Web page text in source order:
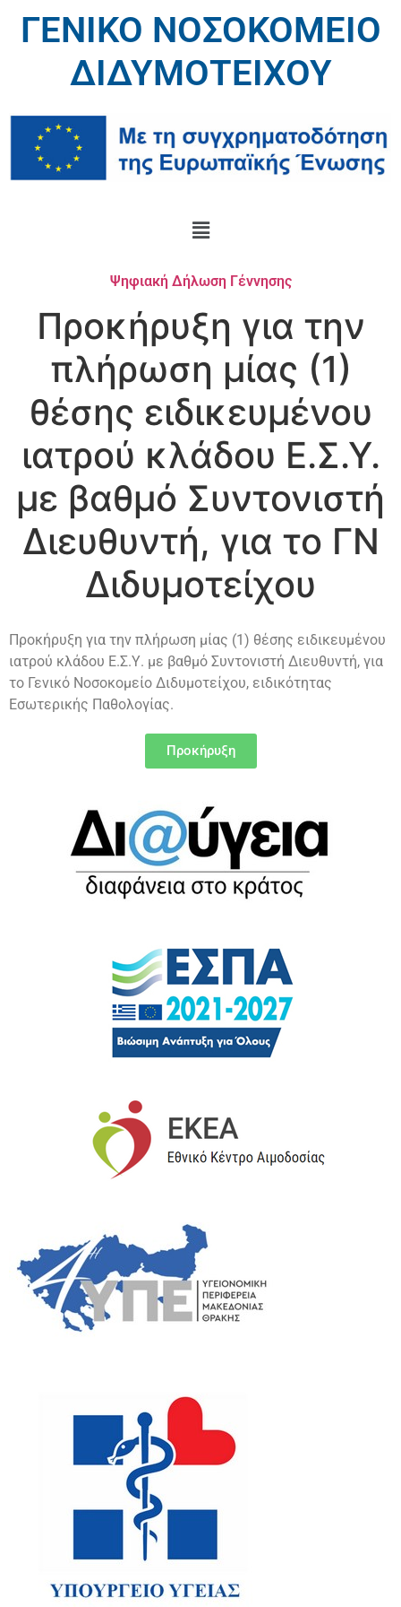
ΓΕΝΙΚΟ ΝΟΣΟΚΟΜΕΙΟ
ΔΙΔΥΜΟΤΕΙΧΟΥ
Ψηφιακή Δήλωση Γέννησης
Προκήρυξη για την
πλήρωση μίας (1)
θέσης ειδικευμένου
ιατρού κλάδου Ε.Σ.Υ.
με βαθμό Συντονιστή
Διευθυντή, για το ΓΝ
Διδυμοτείχου
Προκήρυξη για την πλήρωση μίας (1) θέσης ειδικευμένου
ιατρού κλάδου Ε.Σ.Υ. με βαθμό Συντονιστή Διευθυντή, για
το Γενικό Νοσοκομείο Διδυμοτείχου, ειδικότητας
Εσωτερικής Παθολογίας.
Προκήρυξη